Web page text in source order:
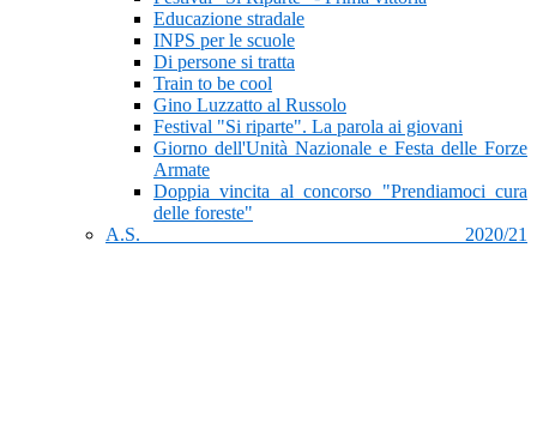
Educazione stradale
INPS per le scuole
Di persone si tratta
Train to be cool
Gino Luzzatto al Russolo
Festival "Si riparte". La parola ai giovani
Giorno dell'Unità Nazionale e Festa delle Forze
Armate
Doppia vincita al concorso "Prendiamoci cura
delle foreste"
A.S. 2020/21